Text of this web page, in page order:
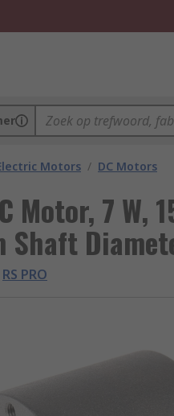
Motors / DC Motors
Motor, 7 W,
Shaft
RS PRO